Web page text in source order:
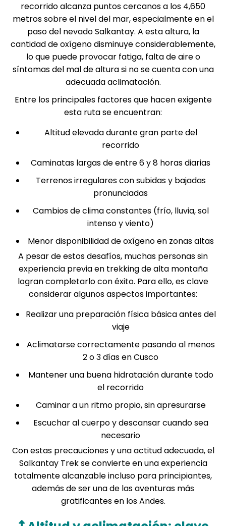
recorrido alcanza puntos cercanos a los 4,650
metros sobre el nivel del mar, especialmente en el
paso del nevado Salkantay. A esta altura, la
cantidad de oxígeno disminuye considerablemente,
lo que puede provocar fatiga, falta de aire o
síntomas del mal de altura si no se cuenta con una
adecuada aclimatación.
Entre los principales factores que hacen exigente
esta ruta se encuentran:
Altitud elevada durante gran parte del
recorrido
Caminatas largas de entre 6 y 8 horas diarias
Terrenos irregulares con subidas y bajadas
pronunciadas
Cambios de clima constantes (frío, lluvia, sol
intenso y viento)
Menor disponibilidad de oxígeno en zonas altas
A pesar de estos desafíos, muchas personas sin
experiencia previa en trekking de alta montaña
logran completarlo con éxito. Para ello, es clave
considerar algunos aspectos importantes:
Realizar una preparación física básica antes del
viaje
Aclimatarse correctamente pasando al menos
2 o 3 días en Cusco
Mantener una buena hidratación durante todo
el recorrido
Caminar a un ritmo propio, sin apresurarse
Escuchar al cuerpo y descansar cuando sea
necesario
Con estas precauciones y una actitud adecuada, el
Salkantay Trek se convierte en una experiencia
totalmente alcanzable incluso para principiantes,
además de ser una de las aventuras más
gratificantes en los Andes.